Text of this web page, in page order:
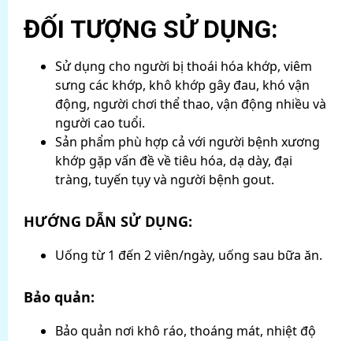
ĐỐI TƯỢNG SỬ DỤNG:
Sử dụng cho người bị thoái hóa khớp, viêm
sưng các khớp, khô khớp gây đau, khó vận
động, người chơi thể thao, vận động nhiều và
người cao tuổi.
Sản phẩm phù hợp cả với người bệnh xương
khớp gặp vấn đề về tiêu hóa, dạ dày, đại
tràng, tuyến tụy và người bệnh gout.
HƯỚNG DẪN SỬ DỤNG:
Uống từ 1 đến 2 viên/ngày, uống sau bữa ăn.
Bảo quản:
Bảo quản nơi khô ráo, thoáng mát, nhiệt độ